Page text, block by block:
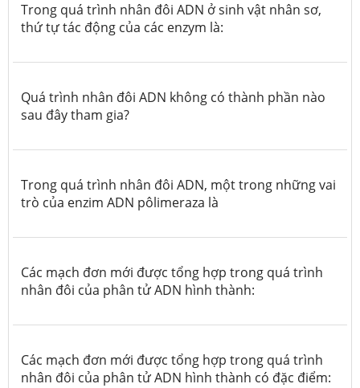
Trong quá trình nhân đôi ADN ở sinh vật nhân sơ,
thứ tự tác động của các enzym là:
Quá trình nhân đôi ADN không có thành phần nào
sau đây tham gia?
Trong quá trình nhân đôi ADN, một trong những vai
trò của enzim ADN pôlimeraza là
Các mạch đơn mới được tổng hợp trong quá trình
nhân đôi của phân tử ADN hình thành:
Các mạch đơn mới được tổng hợp trong quá trình
nhân đôi của phân tử ADN hình thành có đặc điểm: